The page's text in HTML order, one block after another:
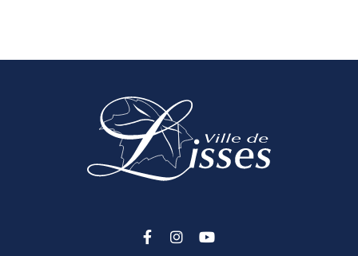
Lien vers le compte Facebook
Lien vers le compte
Lien vers la chaîne